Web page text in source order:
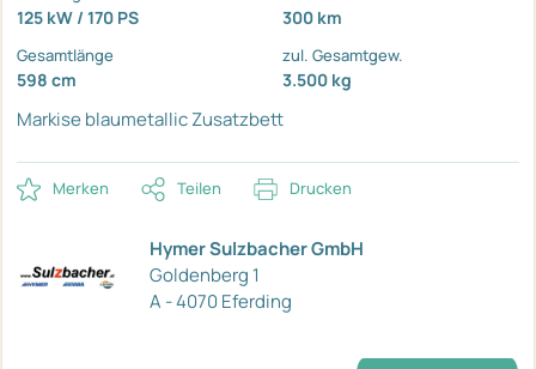
125 kW / 170 PS 300 km
Gesamtlänge
598 cm
zul. Gesamtgew.
3.500 kg
Markise blaumetallicZusatzbett
Merken Teilen Drucken
Hymer Sulzbacher GmbH
Goldenberg 1
A - 4070 Eferding